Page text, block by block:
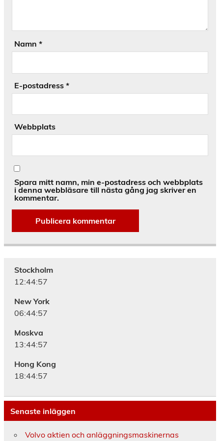
Namn *
E-postadress *
Webbplats
Spara mitt namn, min e-postadress och webbplats
i denna webbläsare till nästa gång jag skriver en
kommentar.
Alternative:
Stockholm
12:44:57
New York
06:44:57
Moskva
13:44:57
Hong Kong
18:44:57
Senaste inläggen
Volvo aktien och anläggningsmaskinernas